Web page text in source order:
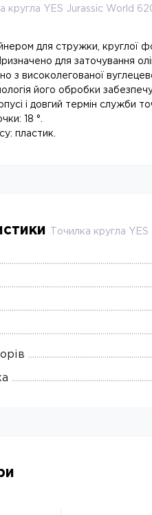
кругла YES Jurassic World
для стружки, круглої
для заточування
з високолегованої
його обробки
і довгий термін служби
18 °.
пластик.
Точилка кругла